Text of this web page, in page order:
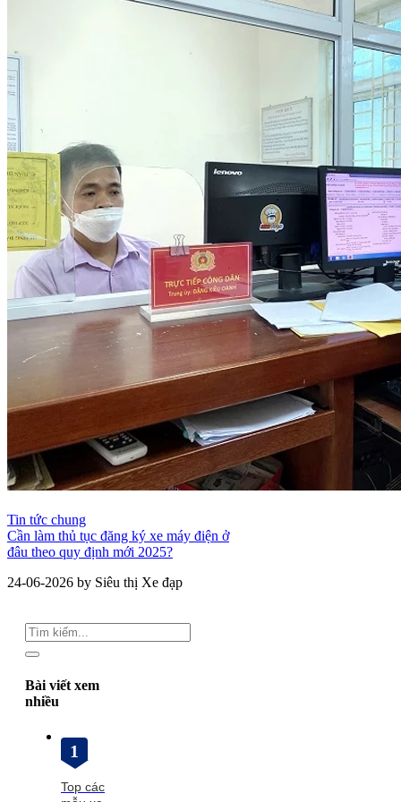
Tin tức chung
Cần làm thủ tục đăng ký xe máy điện ở
đâu theo quy định mới 2025?
24-06-2026 by Siêu thị Xe đạp
Bài viết xem
nhiều
1
Top các